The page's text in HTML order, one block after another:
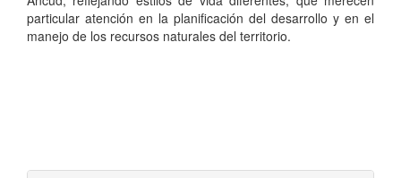
particular atención en la planificación del desarrollo y en el
manejo de los recursos naturales del territorio.